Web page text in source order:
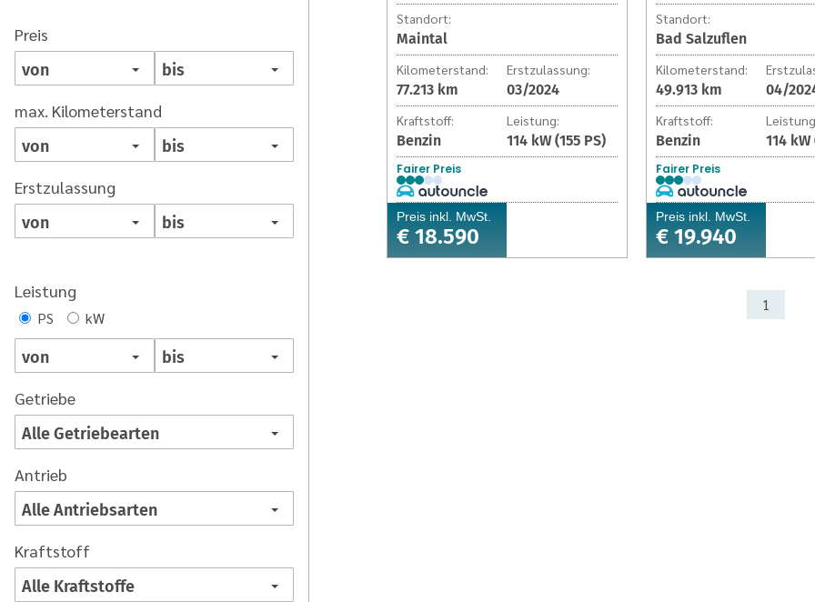
Preis
max. Kilometerstand
Erstzulassung
Leistung
PS kW
Getriebe
Antrieb
Kraftstoff
Standort:
Maintal
Kilometerstand:
77.213 km
Erstzulassung:
03/2024
Kraftstoff:
Benzin
Leistung:
114 kW (155 PS)
Fairer Preis
Preis inkl. MwSt.
€ 18.590
Standort:
Bad Salzuflen
Kilometerstand:
49.913 km 04/
Kraftstoff:
Benzin 114 kW
Fairer Preis
Preis inkl. MwSt.
€ 19.940
1